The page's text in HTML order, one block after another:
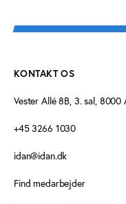
KONTAKT OS
Vester Allé 8B, 3. sal, 8000
+45 3266 1030
idan@idan.dk
Find medarbejder